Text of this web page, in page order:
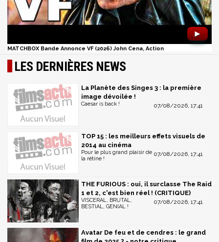
►
MATCHBOX Bande Annonce VF (2026) John Cena, Action
LES DERNIÈRES NEWS
La Planète des Singes 3 : la première
image dévoilée !
07/08/2026, 17:41
Caesar is back !
TOP 15 : les meilleurs effets visuels de
2014 au cinéma
07/08/2026, 17:41
Pour le plus grand plaisir de
la rétine !
THE FURIOUS : oui, il surclasse The Raid
1 et 2, c'est bien réel ! (CRITIQUE)
07/08/2026, 17:41
VISCERAL, BRUTAL,
BESTIAL, GENIAL !
Avatar De feu et de cendres : le grand